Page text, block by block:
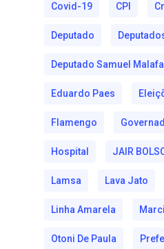
Covid-19 CPI
Deputado
Deputado Samuel
Eduardo Paes
Flamengo
Hospital JAIR
Lamsa Lava Jato
Linha Amarela
Otoni De Paula